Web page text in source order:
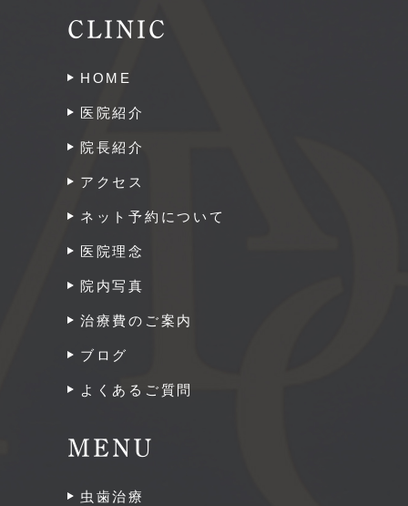
CLINIC
HOME
医院紹介
院長紹介
アクセス
ネット予約について
医院理念
院内写真
治療費のご案内
ブログ
よくあるご質問
MENU
虫歯治療